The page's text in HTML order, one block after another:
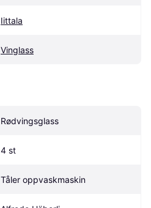
Iittala
Vinglass
Rødvingsglass
4 st
Tåler oppvaskmaskin